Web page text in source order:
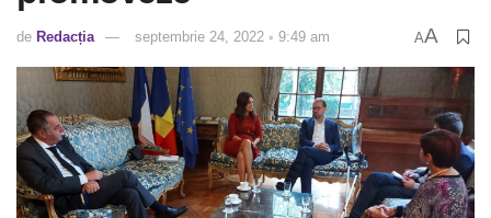
de Redacția septembrie 24, 2022 ◦ 9:49 am AA